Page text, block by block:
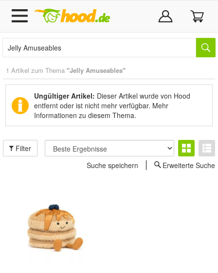
1 Artikel zum Thema "Jelly Amuseables"
Ungültiger Artikel: Dieser Artikel wurde von Hood
entfernt oder ist nicht mehr verfügbar. Mehr
Informationen zu diesem Thema.
Filter
Suche speichern
Erweiterte Suche